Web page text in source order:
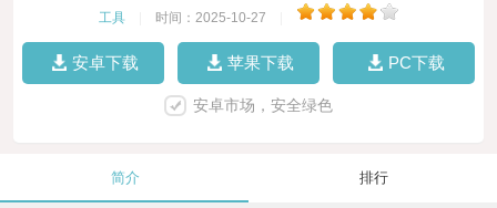
工具 时间：2025-10-27
安卓下载 苹果下载 PC下载
安卓市场，安全绿色
简介 排行